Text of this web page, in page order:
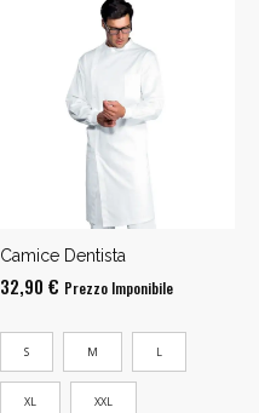
Camice Dentista
32,90 € Prezzo Imponibile
S M L
XL XXL